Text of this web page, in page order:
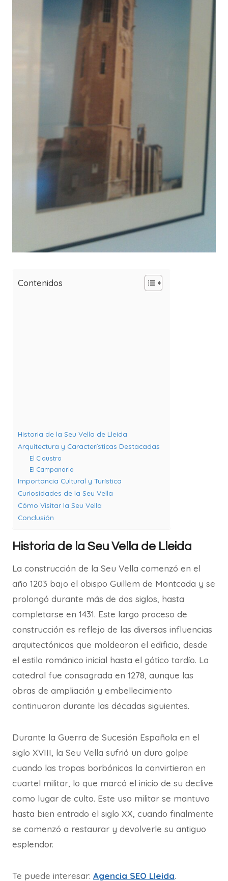
Contenidos
Historia de la Seu Vella de Lleida
Arquitectura y Características Destacadas
El Claustro
El Campanario
Importancia Cultural y Turística
Curiosidades de la Seu Vella
Cómo Visitar la Seu Vella
Conclusión
Historia de la Seu Vella de Lleida
La construcción de la Seu Vella comenzó en el
año 1203 bajo el obispo Guillem de Montcada y se
prolongó durante más de dos siglos, hasta
completarse en 1431. Este largo proceso de
construcción es reflejo de las diversas influencias
arquitectónicas que moldearon el edificio, desde
el estilo románico inicial hasta el gótico tardío. La
catedral fue consagrada en 1278, aunque las
obras de ampliación y embellecimiento
continuaron durante las décadas siguientes.
Durante la Guerra de Sucesión Española en el
siglo XVIII, la Seu Vella sufrió un duro golpe
cuando las tropas borbónicas la convirtieron en
cuartel militar, lo que marcó el inicio de su declive
como lugar de culto. Este uso militar se mantuvo
hasta bien entrado el siglo XX, cuando finalmente
se comenzó a restaurar y devolverle su antiguo
esplendor.
Te puede interesar: Agencia SEO Lleida.